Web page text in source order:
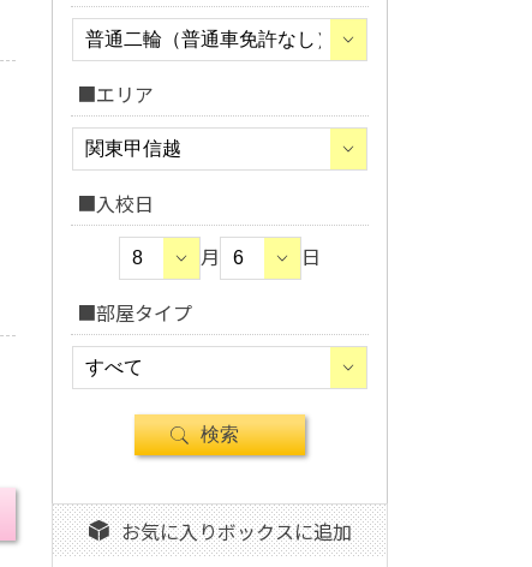
■エリア
■入校日
月
日
■部屋タイプ
お気に入りボックスに追加